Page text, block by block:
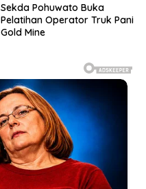
Sekda Pohuwato Buka
Pelatihan Operator Truk Pani
Gold Mine